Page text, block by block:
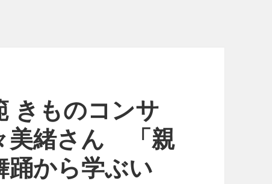
きものコンサ
美緒さん 「親
踊から学ぶい